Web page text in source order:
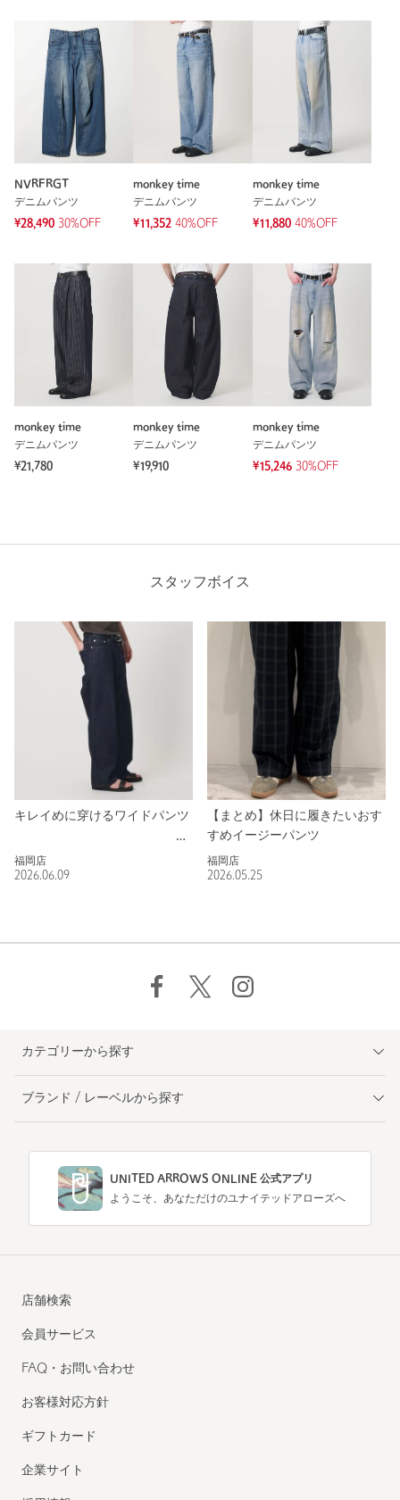
NVRFRGT
デニムパンツ
¥28,490 30%OFF
monkey time
デニムパンツ
¥11,352 40%OFF
monkey time
デニムパンツ
¥11,880 40%OFF
monkey time
デニムパンツ
¥21,780
monkey time
デニムパンツ
¥19,910
monkey time
デニムパンツ
¥15,246 30%OFF
スタッフボイス
キレイめに穿けるワイドパンツ
福岡店
2026.06.09
【まとめ】休日に履きたいおす
すめイージーパンツ
福岡店
2026.05.25
カテゴリーから探す
ブランド / レーベルから探す
UNITED ARROWS ONLINE 公式アプリ
ようこそ、あなただけのユナイテッドアローズへ
店舗検索
会員サービス
FAQ・お問い合わせ
お客様対応方針
ギフトカード
企業サイト